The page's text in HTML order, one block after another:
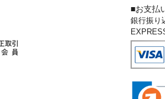
■お支払
銀行振り